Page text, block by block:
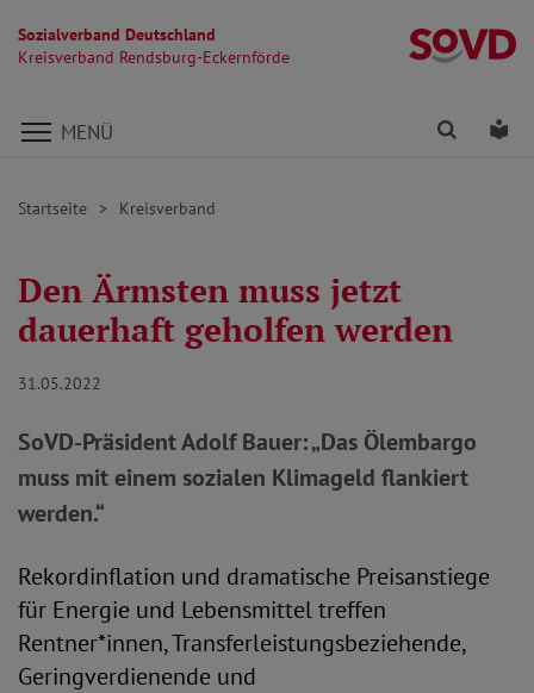
Sozialverband Deutschland
Kreisverband Rendsburg-Eckernförde
Direkt zu den Inhalten springen
MENÜ Finden
Startseite Kreisverband
Den Ärmsten muss jetzt
dauerhaft geholfen werden
31.05.2022
SoVD-Präsident Adolf Bauer: „Das Ölembargo
muss mit einem sozialen Klimageld flankiert
werden.“
Rekordinflation und dramatische Preisanstiege
für Energie und Lebensmittel treffen
Rentner*innen, Transferleistungsbeziehende,
Geringverdienende und